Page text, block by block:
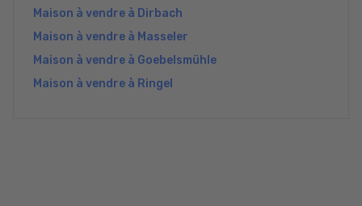
Maison à vendre à Dirbach
Maison à vendre à Masseler
Maison à vendre à Goebelsmühle
Maison à vendre à Ringel